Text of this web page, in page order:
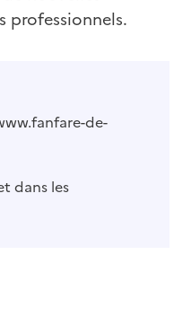
professionnels.
de-
dans les